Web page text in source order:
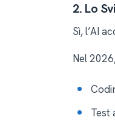
2. Lo
Sì, l’AI
Nel
Test